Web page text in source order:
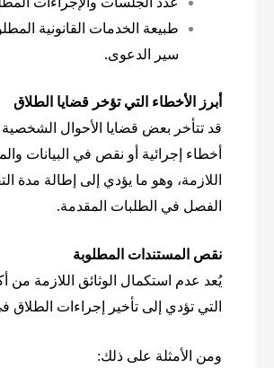
طبيعة الخدمات القانونية
سير الدعوى.
أبرز الأخطاء التي تؤخر قضايا الطلاق
قد تتأخر بعض قضايا الأحوال
أخطاء إجرائية أو نقص في البيانات
اللازمة، وهو ما يؤدي إلى إطالة مدة
الفصل في الطلبات المقدمة.
نقص المستندات المطلوبة
يُعد عدم استكمال الوثائق اللازمة من
التي تؤدي إلى تأخير إجراءات الطلاق
ومن الأمثلة على ذلك: